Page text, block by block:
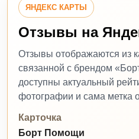
ЯНДЕКС КАРТЫ
Отзывы на
Отзывы отображаются из
связанной с брендом
доступны актуальный
фотографии и сама метка
Карточка
Борт Помощи